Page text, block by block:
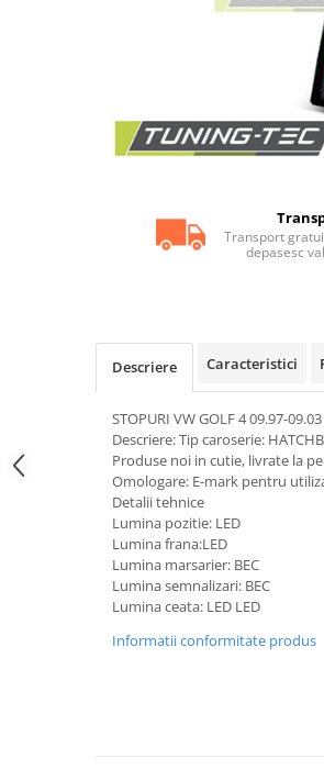
Accesorii bari auto
Eleroane auto
Tuning evacuare
Accesorii tobe
Banda termoizolata
Tuning iluminari
Transport
depasesc
Descriere Caracteristici
STOPURI VW GOLF 4 09.97-
Descriere: Tip caroserie:
Produse noi in cutie, livrate la
Omologare: E-mark pentru
Detalii tehnice
Lumina pozitie: LED
Lumina frana:LED
Lumina marsarier: BEC
Lumina semnalizari: BEC
Lumina ceata: LED LED
Informatii conformitate produs